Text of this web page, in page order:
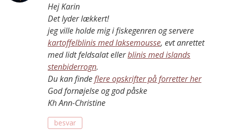
Hej Karin
Det lyder lækkert!
jeg ville holde mig i fiskegenren og servere
kartoffelblinis med laksemousse, evt anrettet
med lidt feldsalat ellerblinis med islands
stenbiderrogn.
Du kan findeflere opskrifter på forretter her
God fornøjelse og god påske
Kh Ann-Christine
besvar